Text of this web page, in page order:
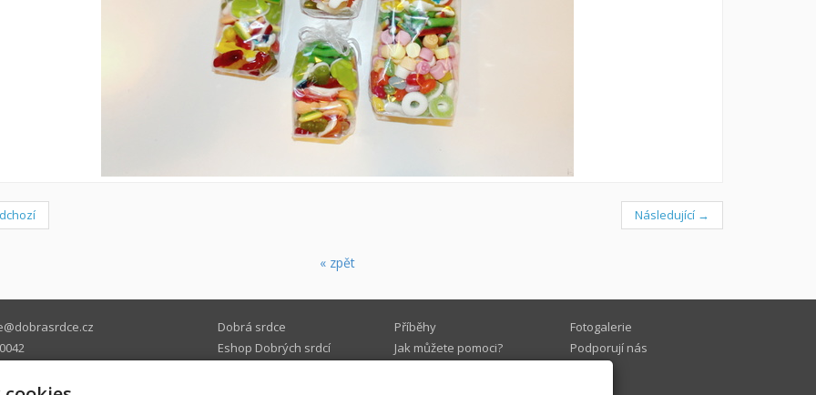
Následující →
« zpět
Dobrá srdce
Eshop Dobrých srdcí
Příběhy
Jak můžete pomoci?
Fotogalerie
Podporují nás